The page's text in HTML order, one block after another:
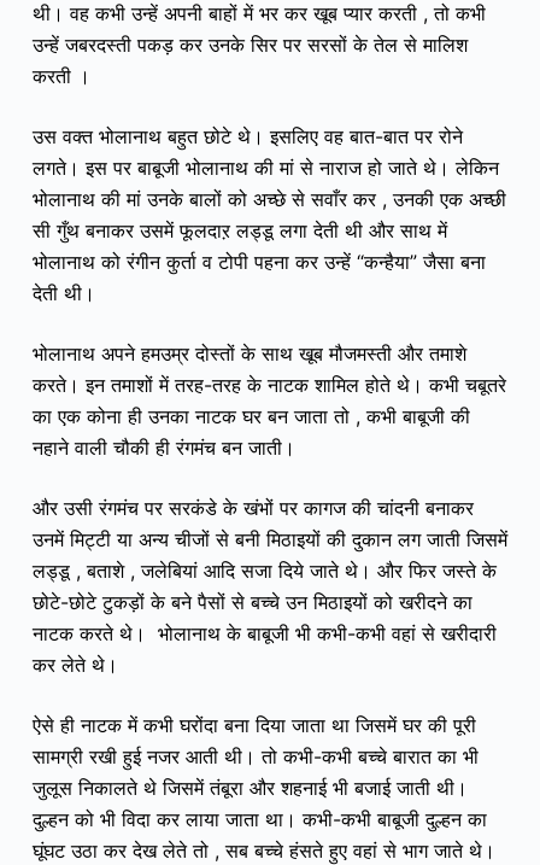
थी। वह कभी उन्हें अपनी बाहों में भर कर खूब प्यार करती , तो कभी
उन्हें जबरदस्ती पकड़ कर उनके सिर पर सरसों के तेल से मालिश
करती ।
उस वक्त भोलानाथ बहुत छोटे थे। इसलिए वह बात-बात पर रोने
लगते। इस पर बाबूजी भोलानाथ की मां से नाराज हो जाते थे। लेकिन
भोलानाथ की मां उनके बालों को अच्छे से सवाँर कर , उनकी एक अच्छी
सी गुँथ बनाकर उसमें फूलदाऱ लड्डू लगा देती थी और साथ में
भोलानाथ को रंगीन कुर्ता व टोपी पहना कर उन्हें “कन्हैया” जैसा बना
देती थी।
भोलानाथ अपने हमउम्र दोस्तों के साथ खूब मौजमस्ती औरतमाशे
करते। इन तमाशों में तरह-तरह के नाटक शामिल होते थे। कभी चबूतरे
का एक कोना ही उनका नाटक घर बन जाता तो , कभी बाबूजी की
नहाने वाली चौकी ही रंगमंच बन जाती।
और उसी रंगमंच पर सरकंडे के खंभों पर कागज की चांदनी बनाकर
उनमें मिट्टी या अन्य चीजों से बनी मिठाइयों की दुकान लग जाती जिसमें
लड्डू , बताशे , जलेबियां आदि सजा दिये जाते थे। और फिर जस्ते के
छोटे-छोटे टुकड़ों के बने पैसों से बच्चे उन मिठाइयों को खरीदने का
नाटक करते थे। भोलानाथ के बाबूजी भी कभी-कभी वहां से खरीदारी
कर लेते थे।
ऐसे ही नाटक में कभी घरोंदा बना दिया जाता था जिसमें घर की पूरी
सामग्री रखी हुई नजर आती थी। तो कभी-कभी बच्चे बारात का भी
जुलूस निकालते थे जिसमें तंबूरा और शहनाई भी बजाई जाती थी।
दुल्हन को भी विदा कर लाया जाता था। कभी-कभी बाबूजी दुल्हन का
घूंघट उठा कर देख लेते तो , सब बच्चे हंसते हुए वहां से भाग जाते थे।